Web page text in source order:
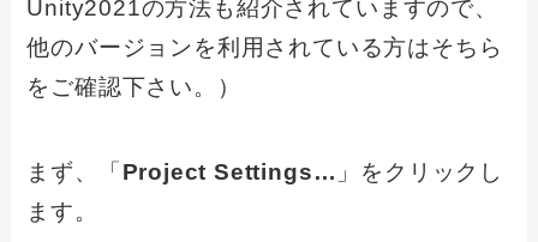
Unity2021の方法も紹介されていますので、
他のバージョンを利用されている方はそちら
をご確認下さい。）
まず、「Project Settings… 」をクリックし
ます。